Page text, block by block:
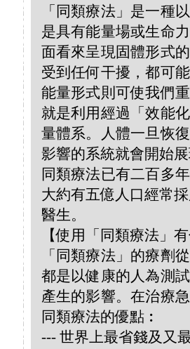
「同類療法」是一種
是具有能量場或生命
面看來呈現固體形式
受到任何干擾，都可
能量形式則可使我們
就是利用經過「效能
量體系。人體一旦恢
影響的系統就會開始
同類療法已有二百多
大約有五億人口經常
醫生。
【使用「同類療法」
「同類療法」的療劑
都是以健康的人為測
產生的影響。在治療
同類療法的優點︰
--- 世界上最省錢及又